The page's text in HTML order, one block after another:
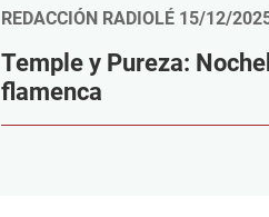
REDACCIÓN RADIOLÉ 15/12/
Temple y Pureza:
flamenca